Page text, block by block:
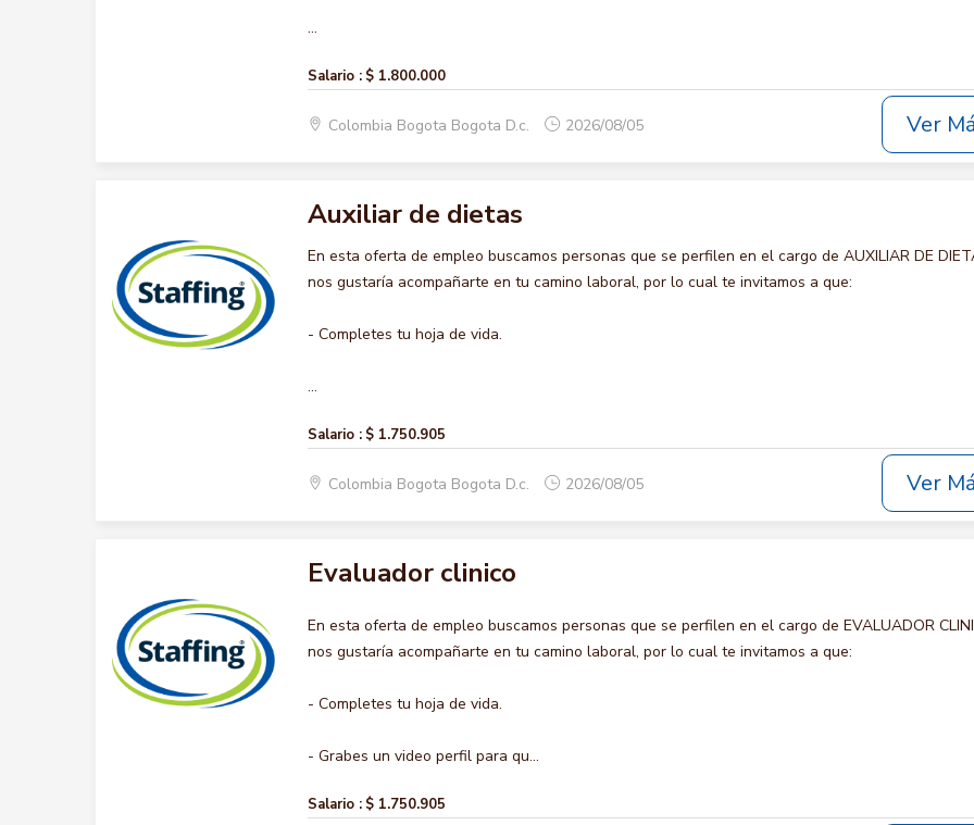
...
Salario : $ 1.800.000
Colombia Bogota Bogota D.c. 2026/08/05 Ver
Auxiliar de dietas
En esta oferta de empleo buscamos personas que se perfilen en el cargo de AUXILIAR DE
nos gustaría acompañarte en tu camino laboral, por lo cual te invitamos a que:
- Completes tu hoja de vida.
...
Salario : $ 1.750.905
Colombia Bogota Bogota D.c. 2026/08/05 Ver
Evaluador clinico
En esta oferta de empleo buscamos personas que se perfilen en el cargo de EVALUADOR
nos gustaría acompañarte en tu camino laboral, por lo cual te invitamos a que:
- Completes tu hoja de vida.
- Grabes un video perfil para qu...
Salario : $ 1.750.905